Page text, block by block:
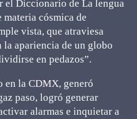
el Diccionario de La lengua
materia cósmica de
vista, que atraviesa
la apariencia de un globo
en pedazos”.
en la CDMX, generó
paso, logró generar
alarmas e inquietar a